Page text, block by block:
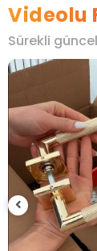
Videolu
Sürekli